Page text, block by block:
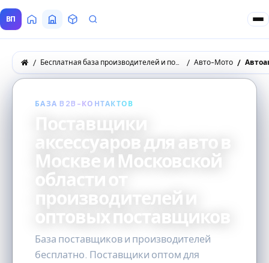
ВП ГлавнаяВсе Поставщики
ТоварыЗапросы покупателей
Бесплатная база производителей и поставщиков товаров оптом Авто-Мото
БАЗА B2B-КОНТАКТОВ
Поставщики
аксессуаров для авто в
Москве и Московской
области от
производителей и
оптовых поставщиков
База поставщиков и производителей
бесплатно. Поставщики оптом для